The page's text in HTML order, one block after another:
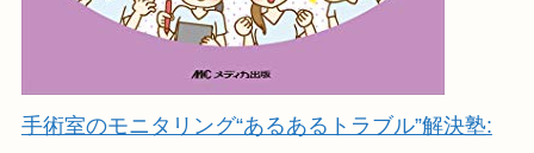
手術室のモニタリング“あるあるトラブル”解決塾: